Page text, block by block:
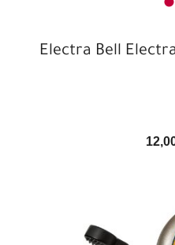
Electra Bell